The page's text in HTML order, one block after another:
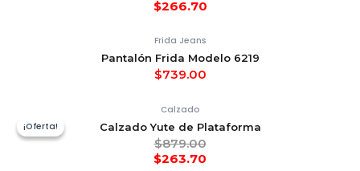
$266.70
Frida Jeans
Pantalón Frida Modelo 6219
$739.00
¡Oferta!
¡Oferta!
Calzado
Calzado Yute de Plataforma
$879.00
$263.70